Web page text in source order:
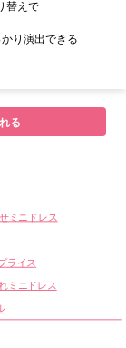
替えで
り演出できる
る
ミニドレス
ライス
ミニドレス